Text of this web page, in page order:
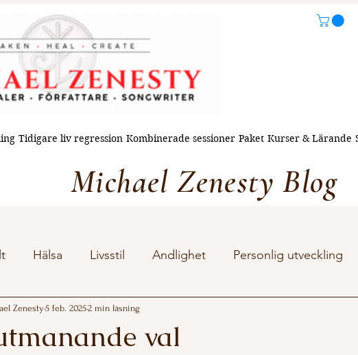
Tidigare liv regression Kombinerade sessioner Paket Kurser & Lärande
Michael Zenesty Blog
Hälsa Livsstil Andlighet Personlig utveckling
val
Zenesty5 feb. 20252 min läsning